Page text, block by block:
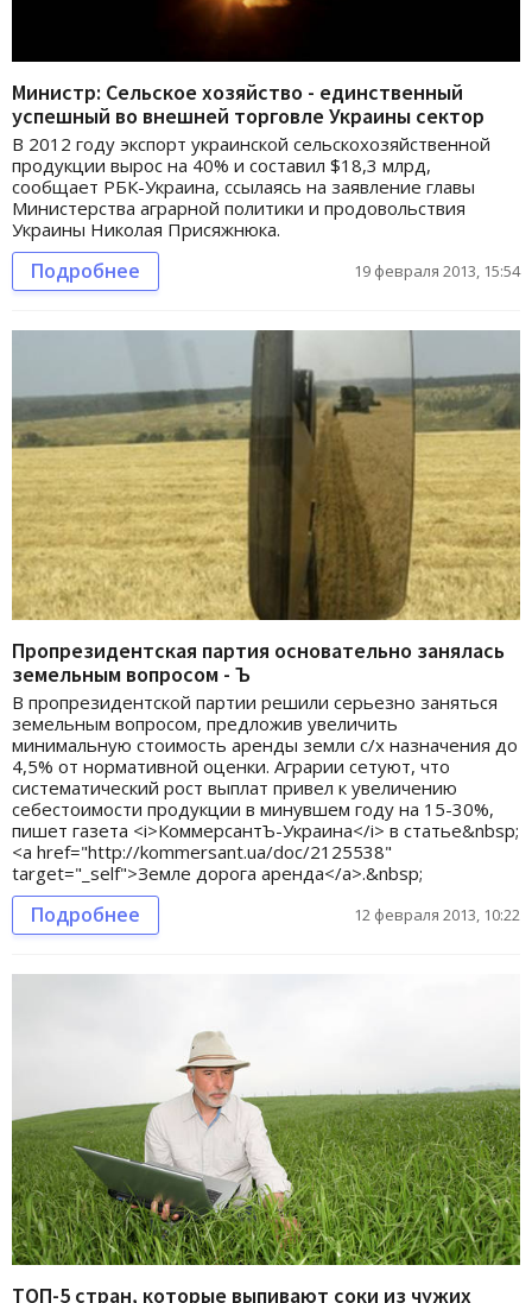
Министр: Сельское хозяйство - единственный
успешный во внешней торговле Украины сектор
В 2012 году экспорт украинской сельскохозяйственной
продукции вырос на 40% и составил $18,3 млрд,
сообщает РБК-Украина, ссылаясь на заявление главы
Министерства аграрной политики и продовольствия
Украины Николая Присяжнюка.
Подробнее 19 февраля 2013, 15:54
Пропрезидентская партия основательно занялась
земельным вопросом - Ъ
В пропрезидентской партии решили серьезно заняться
земельным вопросом, предложив увеличить
минимальную стоимость аренды земли с/х назначения до
4,5% от нормативной оценки. Аграрии сетуют, что
систематический рост выплат привел к увеличению
себестоимости продукции в минувшем году на 15-30%,
пишет газета <i>КоммерсантЪ-Украина</i> в статье&nbsp;
<a href="http://kommersant.ua/doc/2125538"
target="_self">Земле дорога аренда</a>.&nbsp;
Подробнее 12 февраля 2013, 10:22
ТОП-5 стран, которые выпивают соки из чужих